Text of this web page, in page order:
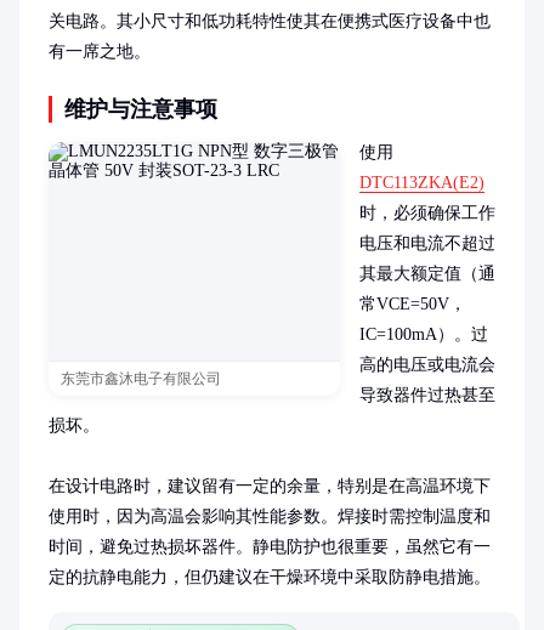
关电路。其小尺寸和低功耗特性使其在便携式医疗设备中也
有一席之地。
维护与注意事项
东莞市鑫沐电子有限公司
使用
DTC113ZKA(E2)
时，必须确保工作
电压和电流不超过
其最大额定值（通
常VCE=50V，
IC=100mA）。过
高的电压或电流会
导致器件过热甚至
损坏。
在设计电路时，建议留有一定的余量，特别是在高温环境下
使用时，因为高温会影响其性能参数。焊接时需控制温度和
时间，避免过热损坏器件。静电防护也很重要，虽然它有一
定的抗静电能力，但仍建议在干燥环境中采取防静电措施。